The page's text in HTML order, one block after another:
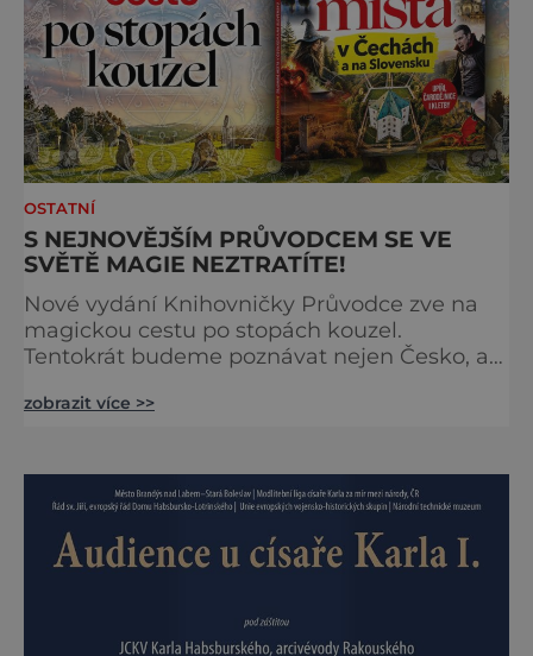
OSTATNÍ
S NEJNOVĚJŠÍM PRŮVODCEM SE VE
SVĚTĚ MAGIE NEZTRATÍTE!
Nové vydání Knihovničky Průvodce zve na
magickou cestu po stopách kouzel.
Tentokrát budeme poznávat nejen Česko, ale
že obě země jsou okouzlující, není pochyb,
pohled mohlo zdát. Která místa jsou tedy
spojena s kouzly a nadpřirozenem? Turistika
na koštěti Když temnou noc
zobrazit více >>